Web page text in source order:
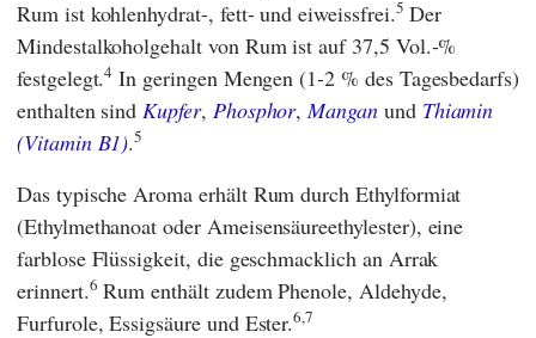
Rum ist kohlenhydrat-, fett- und eiweissfrei.5 Der
Mindestalkoholgehalt von Rum ist auf 37,5 Vol.-%
festgelegt.4 In geringen Mengen (1-2 % des Tagesbedarfs)
enthalten sindKupfer, Phosphor,Manganund Thiamin
(Vitamin B1).5
Das typische Aroma erhält Rum durch Ethylformiat
(Ethylmethanoat oder Ameisensäureethylester), eine
farblose Flüssigkeit, die geschmacklich an Arrak
erinnert.6 Rum enthält zudem Phenole, Aldehyde,
Furfurole, Essigsäure und Ester.6,7